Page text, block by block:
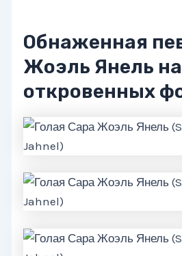
Обнаженная
Жоэль Янель на
откровенных